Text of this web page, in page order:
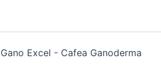
Excel - Cafea Ganoderma